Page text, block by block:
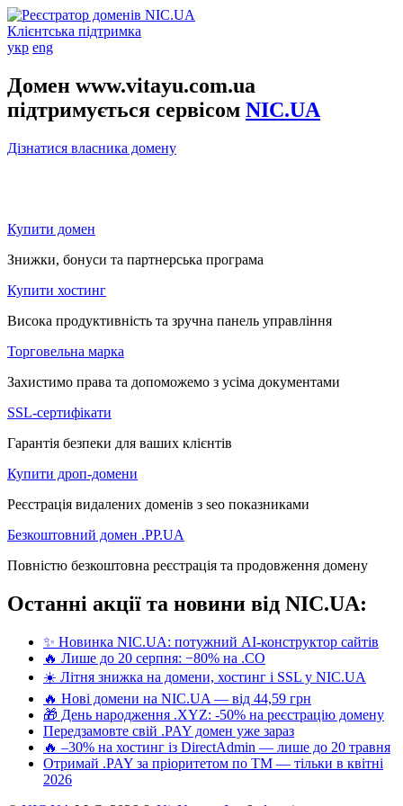
Клієнтська підтримка
укр eng
Домен www.vitayu.com.ua
підтримується сервісом NIC.UA
Дізнатися власника домену
Купити домен
Знижки, бонуси та партнерська програма
Купити хостинг
Висока продуктивність та зручна панель управління
Торговельна марка
Захистимо права та допоможемо з усіма документами
SSL-сертифікати
Гарантія безпеки для ваших клієнтів
Купити дроп-домени
Реєстрація видалених доменів з seo показниками
Безкоштовний домен .PP.UA
Повністю безкоштовна реєстрація та продовження домену
Останні акції та новини від NIC.UA:
✨ Новинка NIC.UA: потужний AI-конструктор сайтів
🔥 Лише до 20 серпня: −80% на .CO
☀️ Літня знижка на домени, хостинг і SSL у NIC.UA
🔥 Нові домени на NIC.UA — від 44,59 грн
🎁 День народження .XYZ: -50% на реєстрацію домену
Передзамовте свій .PAY домен уже зараз
🔥 –30% на хостинг із DirectAdmin — лише до 20 травня
Отримай .PAY за пріоритетом по ТМ — тільки в квітні
2026